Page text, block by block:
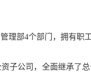
理部4个部门，拥有职工
子公司，全面继承了